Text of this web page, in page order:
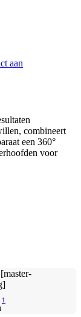
aan
combineert
een 360°
voor
1